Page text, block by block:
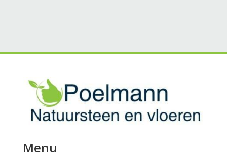
Menu